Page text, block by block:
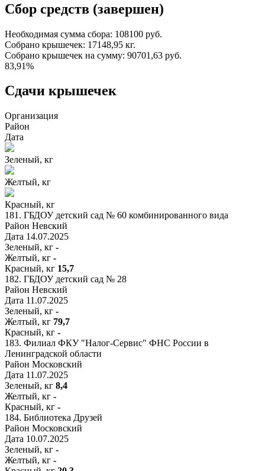
Сбор средств (завершен)
Необходимая сумма сбора: 108100 руб.
Собрано крышечек: 17148,95 кг.
Собрано крышечек на сумму: 90701,63 руб.
83,91%
Сдачи крышечек
Организация
Район
Дата
Зеленый, кг
Желтый, кг
Красный, кг
181. ГБДОУ детский сад № 60 комбинированного вида
Район Невский
Дата 14.07.2025
Зеленый, кг -
Желтый, кг -
Красный, кг 15,7
182. ГБДОУ детский сад № 28
Район Невский
Дата 11.07.2025
Зеленый, кг -
Желтый, кг 79,7
Красный, кг -
183. Филиал ФКУ "Налог-Сервис" ФНС России в
Ленинградской области
Район Московский
Дата 11.07.2025
Зеленый, кг 8,4
Желтый, кг -
Красный, кг -
184. Библиотека Друзей
Район Московский
Дата 10.07.2025
Зеленый, кг -
Желтый, кг -